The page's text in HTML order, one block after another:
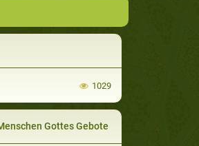
1029
Gottes Gebote